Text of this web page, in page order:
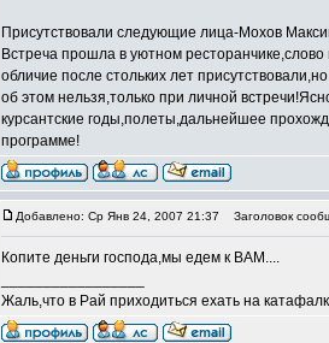
Присутствовали следующие лица-Мохов
Встреча прошла в уютном
обличие после стольких лет
об этом нельзя,только при личной
курсантские годы,полеты,дальнейшее
программе!
Добавлено: Ср Янв 24, 2007 21:37 Заголовок
Копите деньги господа,мы едем к ВАМ....
Жаль,что в Рай приходиться ехать на